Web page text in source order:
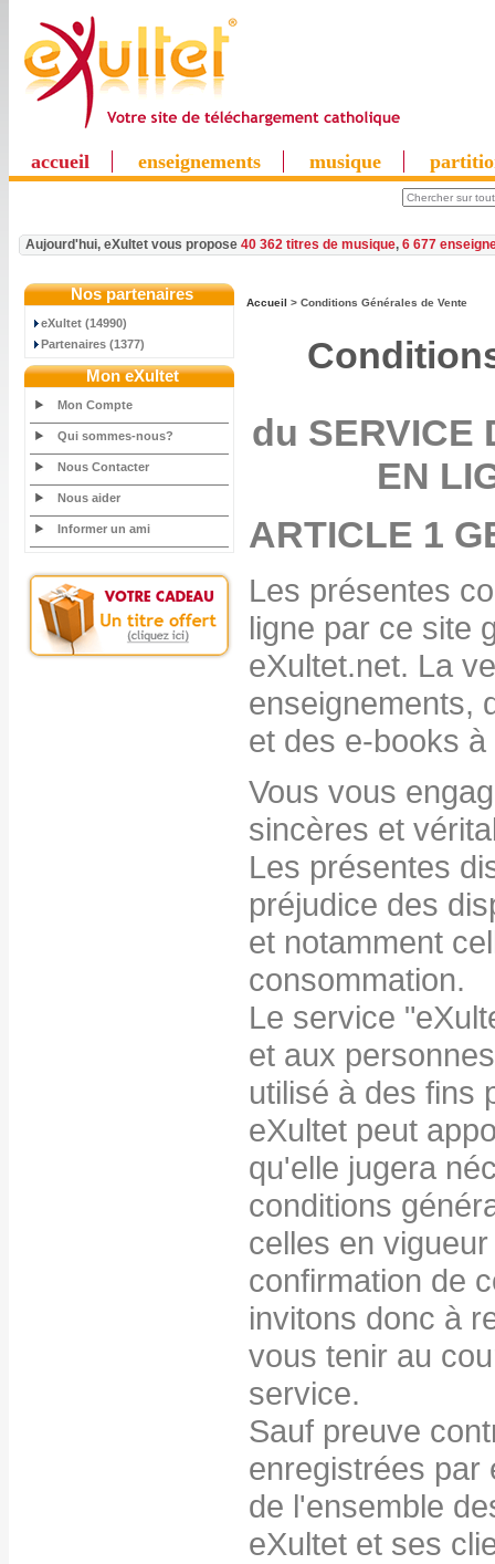
accueil enseignements musique
Aujourd'hui, eXultet vous propose 40 362 titres de musique, 6 677
Nos partenaires
eXultet (14990)
Partenaires (1377)
Mon eXultet
Mon Compte
Qui sommes-nous?
Nous Contacter
Nous aider
Informer un ami
Accueil > Conditions Générales de Vente
du SERVICE
EN
ARTICLE 1
Les présentes
ligne par ce site
eXultet.net. La
enseignements,
et des e-books
Vous vous
sincères et
Les présentes
préjudice des
et notamment
consommation.
Le service
et aux
utilisé à des fins
eXultet peut
qu'elle jugera
conditions
celles en
confirmation de
invitons donc à
vous tenir au
service.
Sauf preuve
enregistrées par
de l'ensemble
eXultet et ses